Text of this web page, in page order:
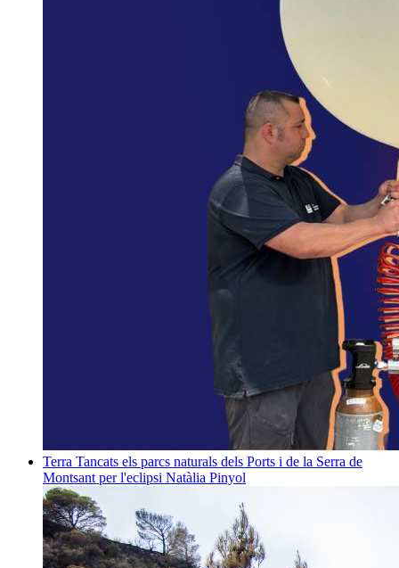
Terra Tancats els parcs naturals dels Ports i de la Serra de
Montsant per l'eclipsi Natàlia Pinyol